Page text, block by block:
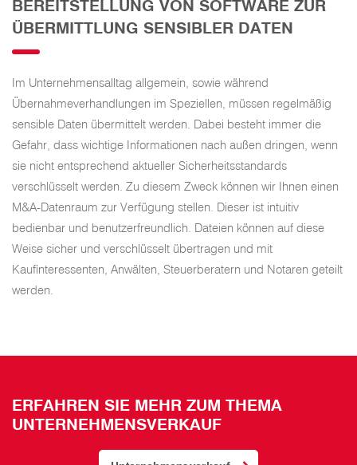
BEREITSTELLUNG VON SOFTWARE ZUR
ÜBERMITTLUNG SENSIBLER DATEN
Im Unternehmensalltag allgemein, sowie während
Übernahmeverhandlungen im Speziellen, müssen regelmäßig
sensible Daten übermittelt werden. Dabei besteht immer die
Gefahr, dass wichtige Informationen nach außen dringen, wenn
sie nicht entsprechend aktueller Sicherheitsstandards
verschlüsselt werden. Zu diesem Zweck können wir Ihnen einen
M&A-Datenraum zur Verfügung stellen. Dieser ist intuitiv
bedienbar und benutzerfreundlich. Dateien können auf diese
Weise sicher und verschlüsselt übertragen und mit
Kaufinteressenten, Anwälten, Steuerberatern und Notaren geteilt
werden.
ERFAHREN SIE MEHR ZUM THEMA
UNTERNEHMENSVERKAUF